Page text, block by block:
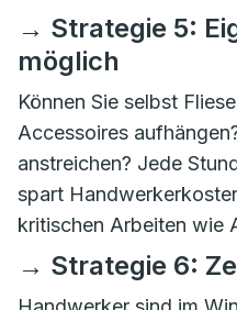
→ Strategie 5:
möglich
Können Sie selbst
Accessoires
anstreichen? Jede
spart
kritischen Arbeiten wie
→ Strategie 6: